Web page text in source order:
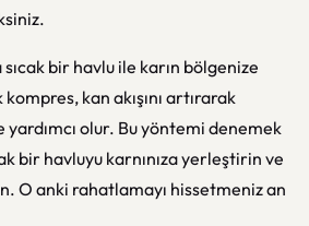
sıcak bir havlu ile karın bölgenize
kompres, kan akışını artırarak
yardımcı olur. Bu yöntemi denemek
bir havluyu karnınıza yerleştirin ve
O anki rahatlamayı hissetmeniz an